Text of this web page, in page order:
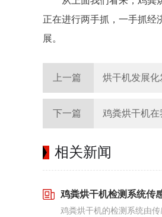
正在进行两手抓，一手抓经
展。
上一篇 烘干机发展化
下一篇 鸡粪烘干机
相关新闻
鸡粪烘干机的检测系统由